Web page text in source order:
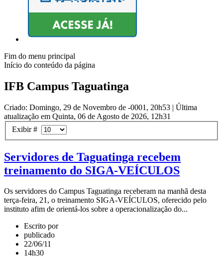
Fim do menu principal
Início do conteúdo da página
IFB Campus Taguatinga
Criado: Domingo, 29 de Novembro de -0001, 20h53 | Última
atualização em Quinta, 06 de Agosto de 2026, 12h31
Exibir #
Servidores de Taguatinga recebem
treinamento do SIGA-VEÍCULOS
Os servidores do Campus Taguatinga receberam na manhã desta
terça-feira, 21, o treinamento SIGA-VEÍCULOS, oferecido pelo
instituto afim de orientá-los sobre a operacionalização do...
Escrito por
publicado
22/06/11
14h30